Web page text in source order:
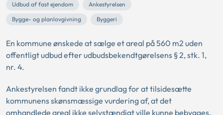
Udbud af fast ejendom
Ankestyrelsen
Bygge- og planlovgivning
Byggeri
En kommune ønskede at sælge et areal på 560 m2 uden
offentligt udbud efter udbudsbekendtgørelsens § 2, stk. 1,
nr. 4.
Ankestyrelsen fandt ikke grundlag for at tilsidesætte
kommunens skønsmæssige vurdering af, at det
omhandlede areal ikke selvstændigt ville kunne bebygges.